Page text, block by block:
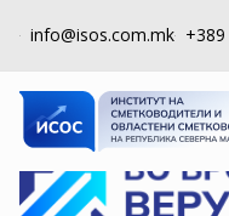
info@isos.com.mk
ЗА
НАС
РЕГИСТРИ